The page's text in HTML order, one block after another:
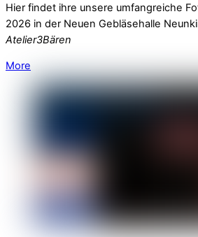
Hier findet ihre unsere umfangreiche
2026 in der Neuen Gebläsehalle
Atelier3Bären
More